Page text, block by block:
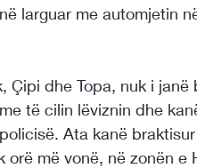
larguar me automjetin
Çipi dhe Topa, nuk i
të cilin lëviznin dhe
Ata kanë
më vonë, në zonën e